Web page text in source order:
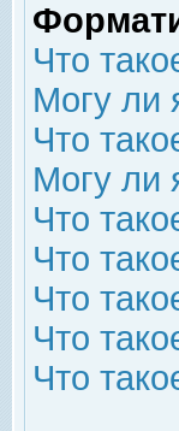
Что
Могу ли
Что
Могу ли
Что
Что
Что
Что
Что